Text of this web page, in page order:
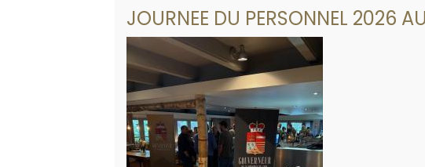
JOURNEE DU PERSONNEL 2026